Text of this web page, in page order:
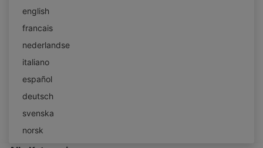
english
francais
nederlandse
italiano
español
deutsch
svenska
norsk